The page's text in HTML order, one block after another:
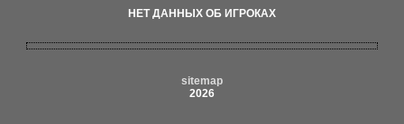
НЕТ ДАННЫХ ОБ ИГРОКАХ
sitemap
2026